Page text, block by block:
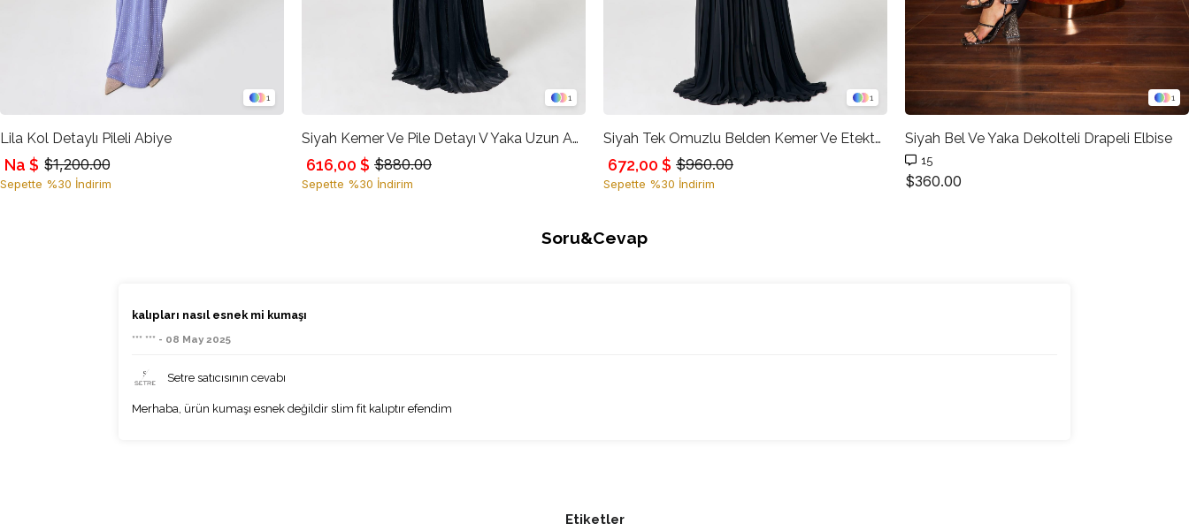
1
Lila Kol Detaylı Pileli Abiye
$1,200.00
Na $
Sepette %30 İndirim
1
Siyah Kemer Ve Pile Detayı V Yaka Uzun Abiye
$880.00
616,00 $
Sepette %30 İndirim
1
Siyah Tek Omuzlu Belden Kemer Ve Etekten Transparan Detaylı Abiye Elbise
$960.00
672,00 $
Sepette %30 İndirim
1
Siyah Bel Ve Yaka Dekolteli Drapeli Elbise
15
$360.00
Soru&Cevap
kalıpları nasıl esnek mi kumaşı
*** *** - 08 May 2025
Setre satıcısının cevabı
Merhaba, ürün kumaşı esnek değildir slim fit kalıptır efendim
Etiketler